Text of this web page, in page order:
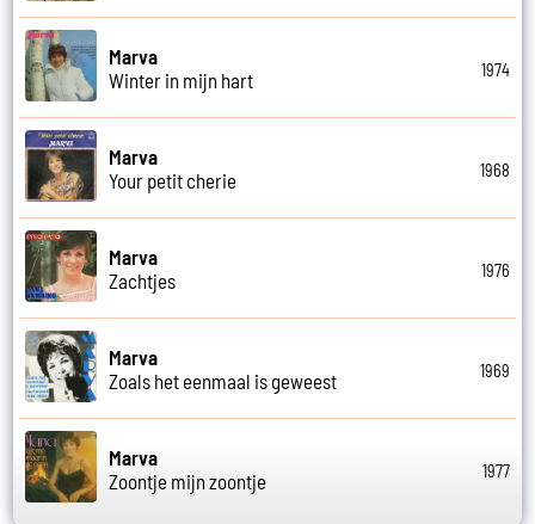
Marva
Winter in mijn hart
1974
Marva
Your petit cherie
1968
Marva
Zachtjes
1976
Marva
Zoals het eenmaal is geweest
1969
Marva
Zoontje mijn zoontje
1977